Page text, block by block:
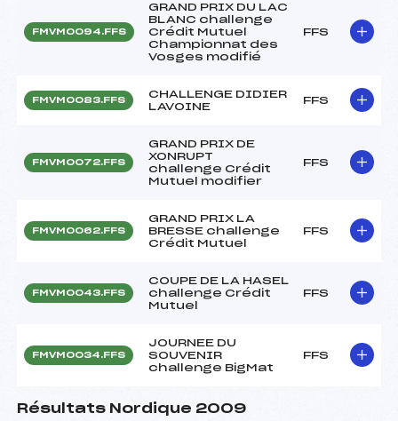
FMVM0094.FFS
GRAND PRIX DU LAC
BLANC challenge
Crédit Mutuel
Championnat des
Vosges modifié
FFS
FMVM0083.FFS
CHALLENGE DIDIER
LAVOINE
FFS
FMVM0072.FFS
GRAND PRIX DE
XONRUPT
challenge Crédit
Mutuel modifier
FFS
FMVM0062.FFS
GRAND PRIX LA
BRESSE challenge
Crédit Mutuel
FFS
FMVM0043.FFS
COUPE DE LA HASEL
challenge Crédit
Mutuel
FFS
FMVM0034.FFS
JOURNEE DU
SOUVENIR
challenge BigMat
FFS
Résultats Nordique 2009